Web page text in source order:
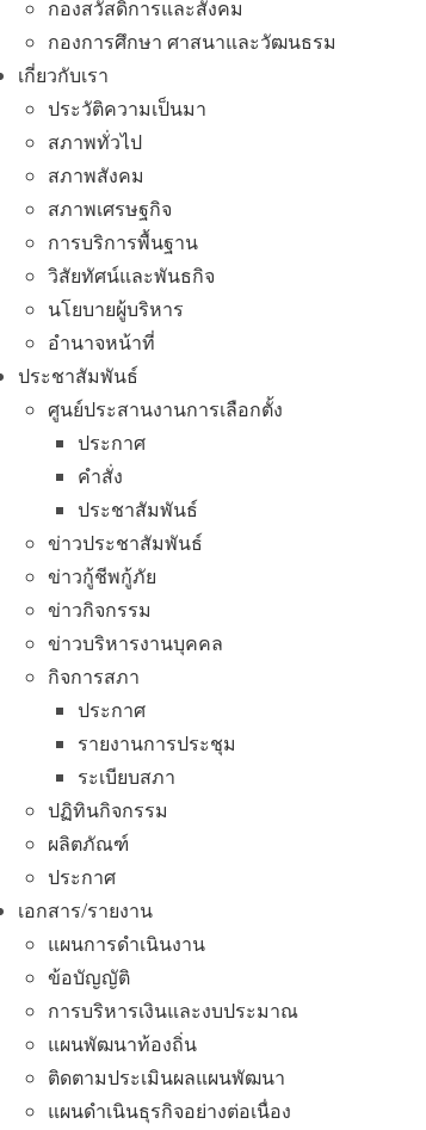
กองสวัสดิการและสังคม
กองการศึกษา ศาสนาและวัฒนธรม
เกี่ยวกับเรา
ประวัติความเป็นมา
สภาพทั่วไป
สภาพสังคม
สภาพเศรษฐกิจ
การบริการพื้นฐาน
วิสัยทัศน์และพันธกิจ
นโยบายผู้บริหาร
อํานาจหน้าที่
ประชาสัมพันธ์
ศูนย์ประสานงานการเลือกตั้ง
ประกาศ
คำสั่ง
ประชาสัมพันธ์
ข่าวประชาสัมพันธ์
ข่าวกู้ชีพกู้ภัย
ข่าวกิจกรรม
ข่าวบริหารงานบุคคล
กิจการสภา
ประกาศ
รายงานการประชุม
ระเบียบสภา
ปฏิทินกิจกรรม
ผลิตภัณฑ์
ประกาศ
เอกสาร/รายงาน
แผนการดำเนินงาน
ข้อบัญญัติ
การบริหารเงินและงบประมาณ
แผนพัฒนาท้องถิ่น
ติดตามประเมินผลแผนพัฒนา
แผนดำเนินธุรกิจอย่างต่อเนื่อง